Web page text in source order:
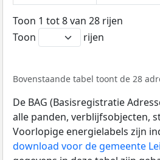
Toon 1 tot 8 van 28 rijen
Toon
rijen
Bovenstaande tabel toont de 28
De BAG (Basisregistratie
alle panden, verblijfsobjecten,
Voorlopige energielabels zijn
download voor de gemeente